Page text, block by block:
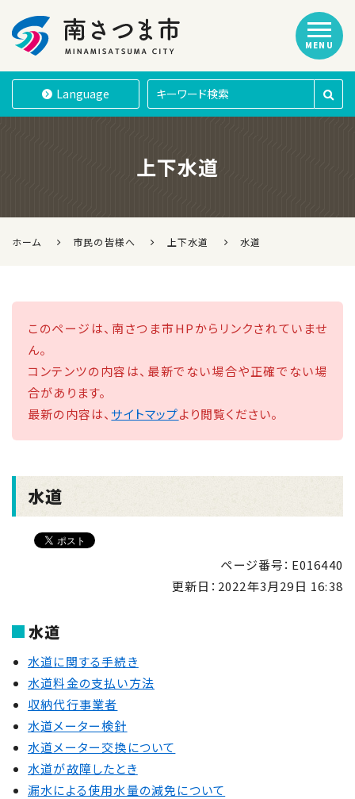
南さつま市
Language
MENU
上下水道
ホーム 市民の皆様へ 上下水道 水道
このページは、南さつま市HPからリンクされていませ
ん。
コンテンツの内容は、最新でない場合や正確でない場
合があります。
最新の内容は、サイトマップより閲覧ください。
水道
ページ番号：E016440
更新日： 2022年3月29日 16:38
水道
水道に関する手続き
水道料金の支払い方法
収納代行事業者
水道メーター検針
水道メーター交換について
水道が故障したとき
漏水による使用水量の減免について